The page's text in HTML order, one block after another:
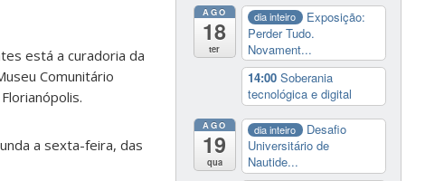
está a curadoria da
Comunitário
a sexta-feira, das
AGO
18
ter
dia inteiro
Exposição:
Perder Tudo.
Novament...
14:00 Soberania
tecnológica e digital
AGO
19
qua
dia inteiro
Desafio
Universitário de
Nautide...